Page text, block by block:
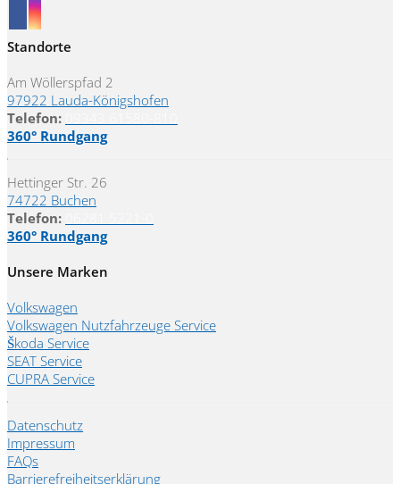
Standorte
Am Wöllerspfad 2
97922 Lauda-Königshofen
Telefon:
360° Rundgang
Hettinger Str. 26
74722 Buchen
Telefon:
360° Rundgang
Unsere Marken
Volkswagen
Volkswagen Nutzfahrzeuge Service
Škoda Service
SEAT Service
CUPRA Service
Datenschutz
Impressum
FAQs
Barrierefreiheitserklärung